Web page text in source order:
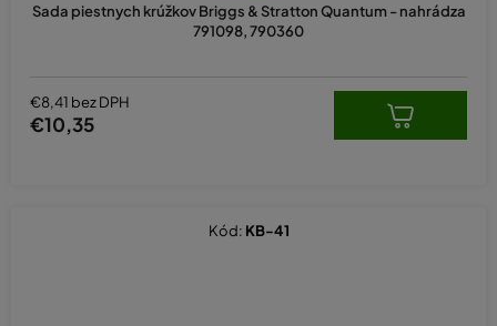
Sada piestnych krúžkov Briggs & Stratton Quantum - nahrádza
791098, 790360
€8,41 bez DPH
€10,35
Kód: KB-41